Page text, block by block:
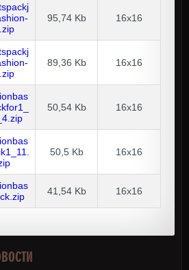
95,74 Kb 16x16
89,36 Kb 16x16
50,54 Kb 16x16
50,5 Kb 16x16
41,54 Kb 16x16